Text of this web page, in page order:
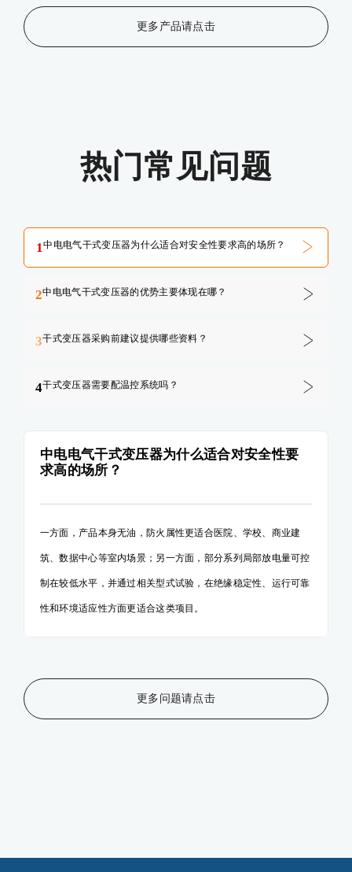
更多产品请点击
热门常见问题
1中电电气干式变压器为什么适合对安全性要求高的场所？
2中电电气干式变压器的优势主要体现在哪？
3干式变压器采购前建议提供哪些资料？
4干式变压器需要配温控系统吗？
中电电气干式变压器为什么适合对安全性要
求高的场所？
一方面，产品本身无油，防火属性更适合医院、学校、商业建
筑、数据中心等室内场景；另一方面，部分系列局部放电量可控
制在较低水平，并通过相关型式试验，在绝缘稳定性、运行可靠
性和环境适应性方面更适合这类项目。
更多问题请点击